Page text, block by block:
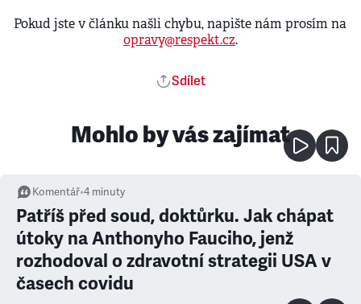
Pokud jste v článku našli chybu, napište nám prosím na
opravy@respekt.cz.
Sdílet
Mohlo by vás zajímat
Komentář•4 minuty
Patříš před soud, doktůrku. Jak chápat
útoky na Anthonyho Fauciho, jenž
rozhodoval o zdravotní strategii USA v
časech covidu